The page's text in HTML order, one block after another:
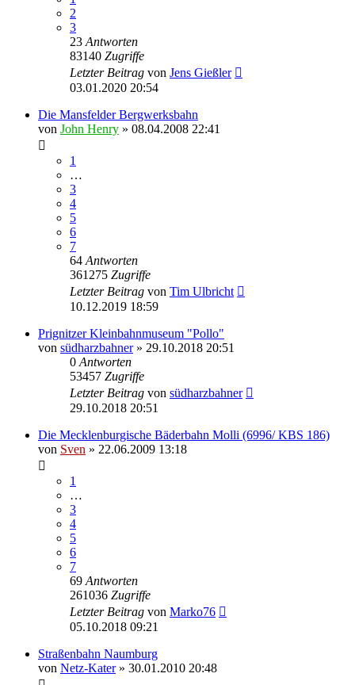
2
3
23 Antworten
83140 Zugriffe
Letzter Beitrag von Jens Gießler
03.01.2020 20:54
Die Mansfelder Bergwerksbahn
von John Henry » 08.04.2008 22:41
1
…
3
4
5
6
7
64 Antworten
361275 Zugriffe
Letzter Beitrag von Tim Ulbricht
10.12.2019 18:59
Prignitzer Kleinbahnmuseum "Pollo"
von südharzbahner» 29.10.2018 20:51
0 Antworten
53457 Zugriffe
Letzter Beitrag von südharzbahner
29.10.2018 20:51
Die Mecklenburgische Bäderbahn Molli (6996/ KBS 186)
von Sven » 22.06.2009 13:18
1
…
3
4
5
6
7
69 Antworten
261036 Zugriffe
Letzter Beitrag von Marko76
05.10.2018 09:21
Straßenbahn Naumburg
von Netz-Kater» 30.01.2010 20:48